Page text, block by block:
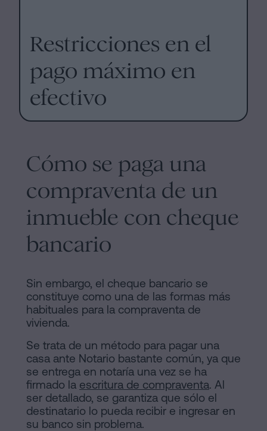
Restricciones en el
pago máximo en
efectivo
Cómo se paga una
compraventa de un
inmueble con cheque
bancario
Sin embargo, el cheque bancario se
constituye como una de las formas más
habituales para la compraventa de
vivienda.
Se trata de un método para pagar una
casa ante Notario bastante común, ya que
se entrega en notaría una vez se ha
firmado la escritura de compraventa. Al
ser detallado, se garantiza que sólo el
destinatario lo pueda recibir e ingresar en
su banco sin problema.